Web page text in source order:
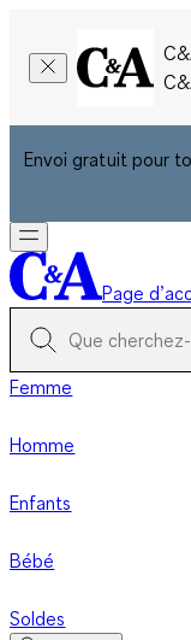
Envoi gratuit pour
Page
Femme
Homme
Enfants
Bébé
Soldes